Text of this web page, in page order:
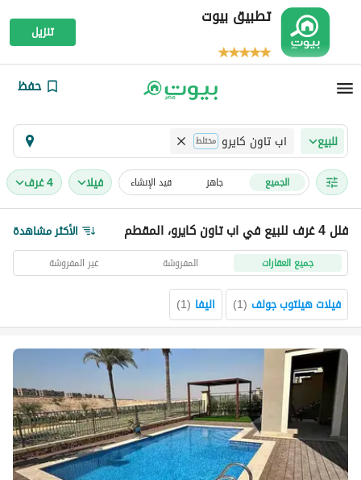
تطبيق بيوت
تنزيل
حفظ
للبيع اب تاون كايرو مختلط
الجميع جاهز قيد الإنشاء فیلا 4 غرف
فلل 4 غرف للبيع في اب تاون كايرو، المقطم الأكثر مشاهدة
جميع العقارات المفروشة غير المفروشة
فيلات هيلتوب جولف (
1
) اليفا (
1
)